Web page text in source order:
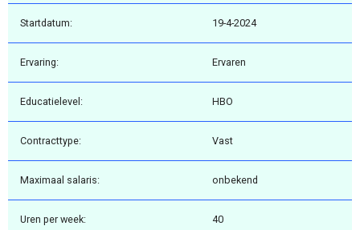
Startdatum: 19-4-2024
Ervaring: Ervaren
Educatielevel: HBO
Contracttype: Vast
Maximaal salaris: onbekend
Uren per week: 40